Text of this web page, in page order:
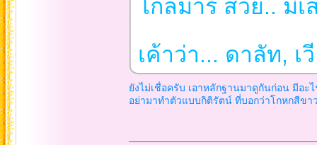
โกลมาร์ สวย.. มี
เค้าว่า... ดาลัท,
ยังไม่เชื่อครับ เอาหลักฐานมาดูกันก่อน มีอะไ
อย่ามาทำตัวแบบกิติรัตน์ ที่บอกว่าโกหกสีขา